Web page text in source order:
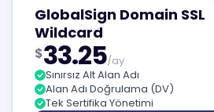
GlobalSign Domain SSL
Wildcard
$33.25/ay
Sınırsız Alt Alan Adı
Alan Adı Doğrulama (DV)
Tek Sertifika Yönetimi